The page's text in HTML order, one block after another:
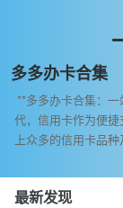
多多办卡合集
**多多办卡合集：
代，信用卡作为便
上众多的信用卡品
最新发现